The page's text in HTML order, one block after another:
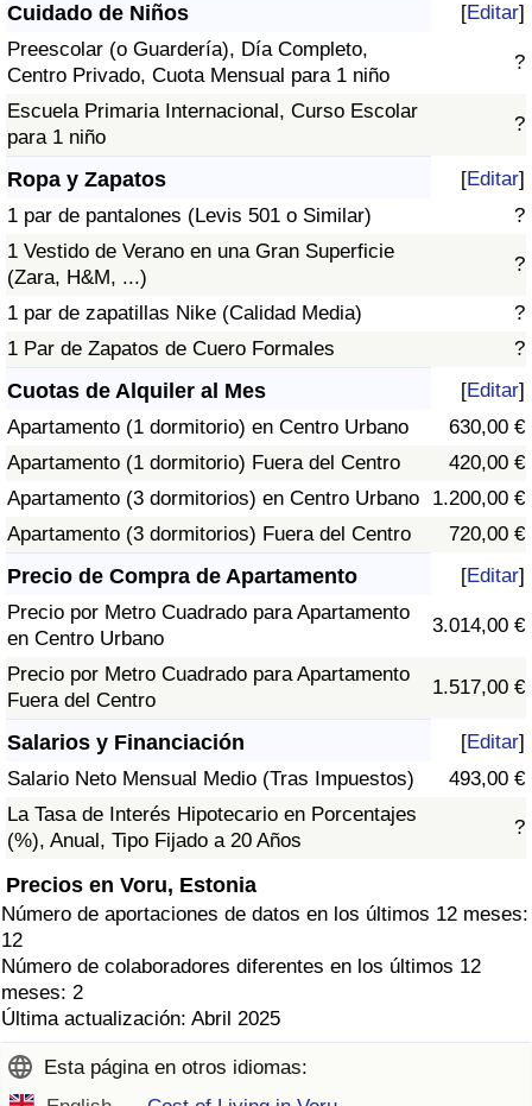
Cuidado de Niños [Editar]
Preescolar (o Guardería), Día Completo,
Centro Privado, Cuota Mensual para 1 niño
?
Escuela Primaria Internacional, Curso Escolar
para 1 niño
?
Ropa y Zapatos [Editar]
1 par de pantalones (Levis 501 o Similar)
?
1 Vestido de Verano en una Gran Superficie
(Zara, H&M, ...)
?
1 par de zapatillas Nike (Calidad Media)
?
1 Par de Zapatos de Cuero Formales
?
Cuotas de Alquiler al Mes [Editar]
Apartamento (1 dormitorio) en Centro Urbano
630,00 €
Apartamento (1 dormitorio) Fuera del Centro
420,00 €
Apartamento (3 dormitorios) en Centro Urbano
1.200,00 €
Apartamento (3 dormitorios) Fuera del Centro
720,00 €
Precio de Compra de Apartamento [Editar]
Precio por Metro Cuadrado para Apartamento
en Centro Urbano
3.014,00 €
Precio por Metro Cuadrado para Apartamento
Fuera del Centro
1.517,00 €
Salarios y Financiación [Editar]
Salario Neto Mensual Medio (Tras Impuestos)
493,00 €
La Tasa de Interés Hipotecario en Porcentajes
(%), Anual, Tipo Fijado a 20 Años
?
Precios en Voru, Estonia
Número de aportaciones de datos en los últimos 12 meses:
12
Número de colaboradores diferentes en los últimos 12
meses: 2
Última actualización: Abril 2025
Esta página en otros idiomas: